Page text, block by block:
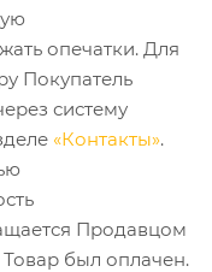
опечатки. Для
Покупатель
систему
«Контакты».
Продавцом
был оплачен.